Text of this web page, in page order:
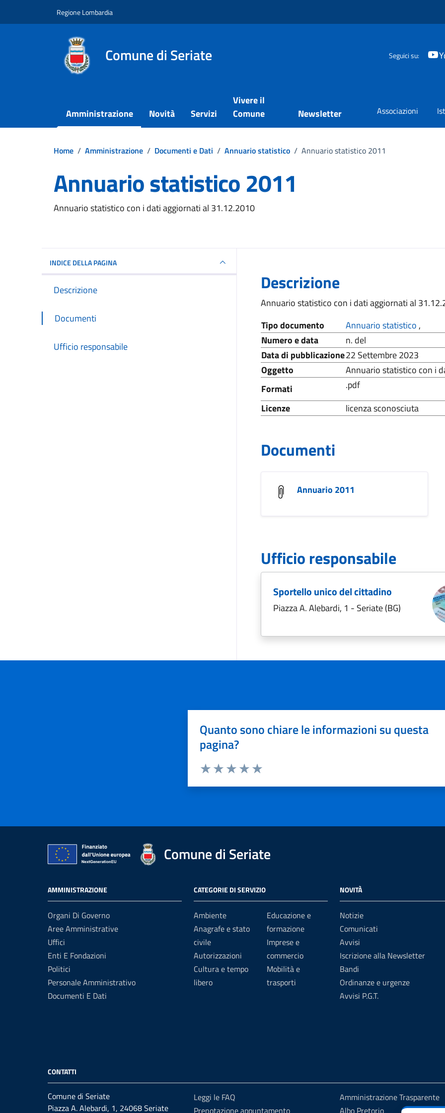
Regione Lombardia
Comune di Seriate Seguici su:
Amministrazione Novità Servizi
Vivere il
Comune
Newsletter Associazioni
Home / Amministrazione / Documenti e Dati / Annuario statistico / Annuario statistico 2011
Annuario statistico 2011
Dettagli del documento
Annuario statistico con i dati aggiornati al 31.12.2010
INDICE DELLA PAGINA
Descrizione
Documenti
Ufficio responsabile
Descrizione
Annuario statistico con i dati aggiornati al
Tipo documento
Annuario statistico ,
Numero e data
n. del
Data di pubblicazione22 Settembre 2023
Oggetto
Annuario statistico con i
Formati
.pdf
Licenze
licenza sconosciuta
Documenti
Annuario 2011
Ufficio responsabile
Sportello unico del cittadino
Piazza A. Alebardi, 1 - Seriate (BG)
Quanto sono chiare le informazioni su questa
pagina?
Comune di Seriate
AMMINISTRAZIONE
Organi Di Governo
Aree Amministrative
Uffici
Enti E Fondazioni
Politici
Personale Amministrativo
Documenti E Dati
CATEGORIE DI SERVIZIO
Ambiente
Anagrafe e stato
civile
Autorizzazioni
Cultura e tempo
libero
Educazione e
formazione
Imprese e
commercio
Mobilità e
trasporti
NOVITÀ
Notizie
Comunicati
Avvisi
Iscrizione alla Newsletter
Bandi
Ordinanze e urgenze
Avvisi P.G.T.
CONTATTI
Comune di Seriate
Piazza A. Alebardi, 1, 24068 Seriate
Leggi le FAQ
Prenotazione appuntamento
Amministrazione Trasparente
Albo Pretorio